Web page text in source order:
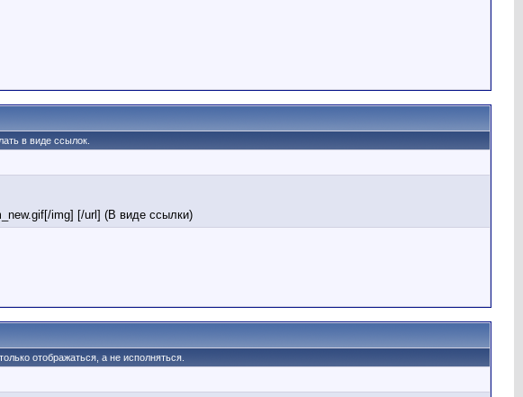
в виде ссылок.
img] [/url] (В виде ссылки)
отображаться, а не исполняться.